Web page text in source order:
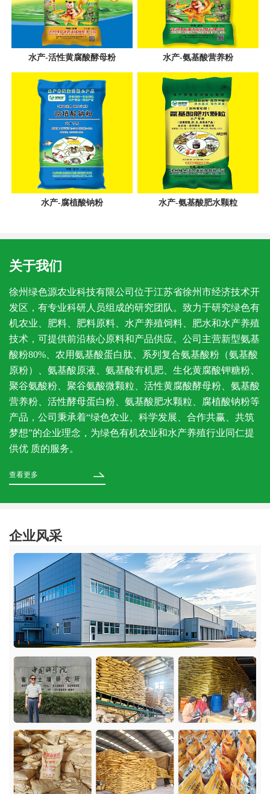
水产-活性黄腐酸酵母粉 水产-氨基酸营养粉
水产-腐植酸钠粉 水产-氨基酸肥水颗粒
关于我们
徐州绿色源农业科技有限公司位于江苏省徐州市经济技术开
发区，有专业科研人员组成的研究团队。致力于研究绿色有
机农业、肥料、肥料原料、水产养殖饲料、肥水和水产养殖
技术，可提供前沿核心原料和产品供应。公司主营新型氨基
酸粉80%、农用氨基酸蛋白肽、系列复合氨基酸粉（氨基酸
原粉）、氨基酸原液、氨基酸有机肥、生化黄腐酸钾糖粉、
聚谷氨酸粉、聚谷氨酸微颗粒、活性黄腐酸酵母粉、氨基酸
营养粉、活性酵母蛋白粉、氨基酸肥水颗粒、腐植酸钠粉等
产品，公司秉承着“绿色农业、科学发展、合作共赢、共筑
梦想”的企业理念，为绿色有机农业和水产养殖行业同仁提
供优 质的服务。
查看更多
企业风采